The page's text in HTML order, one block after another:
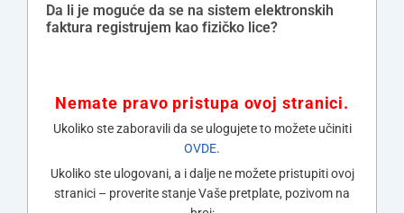
Da li je moguće da se na sistem elektronskih
faktura registrujem kao fizičko lice?
Nemate pravo pristupa ovoj stranici.
Ukoliko ste zaboravili da se ulogujete to možete učiniti
OVDE.
Ukoliko ste ulogovani, a i dalje ne možete pristupiti ovoj
stranici – proverite stanje Vaše pretplate, pozivom na